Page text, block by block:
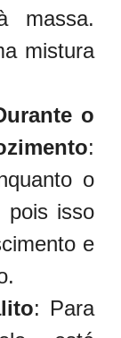
massa.
mistura
o
:
o
pois isso
e
: Para